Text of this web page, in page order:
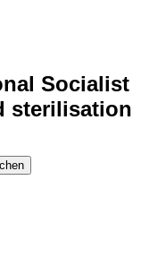
Socialist
sterilisation